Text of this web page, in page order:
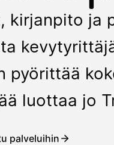
kirjanpito ja
pyörittää
luottaa jo
palveluihin